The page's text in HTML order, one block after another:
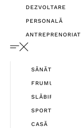
DEZVOLTARE
PERSONALĂ
ANTREPRENORIAT
SĂNĂTATE
FRUMUSEȚE
SLĂBIRE
SPORT
CASĂ